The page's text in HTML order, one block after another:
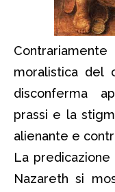
moralistica del
disconferma
prassi e la
alienante e
La predicazione
Nazareth si